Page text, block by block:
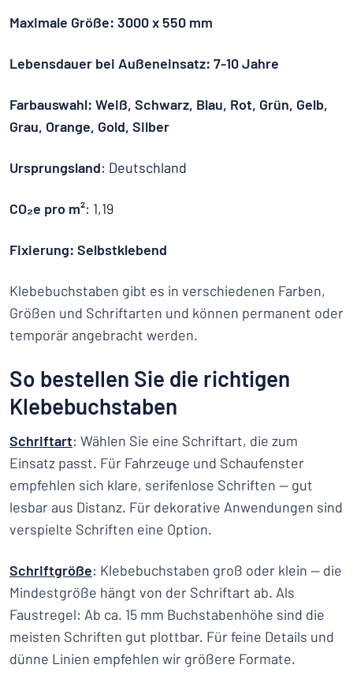
Maximale Größe: 3000 x 550 mm
Lebensdauer bei Außeneinsatz: 7-10 Jahre
Farbauswahl: Weiß, Schwarz, Blau, Rot, Grün, Gelb,
Grau, Orange, Gold, Silber
Ursprungsland: Deutschland
CO₂e pro m²: 1,19
Fixierung: Selbstklebend
Klebebuchstaben gibt es in verschiedenen Farben,
Größen und Schriftarten und können permanent oder
temporär angebracht werden.
So bestellen Sie die richtigen
Klebebuchstaben
Schriftart: Wählen Sie eine Schriftart, die zum
Einsatz passt. Für Fahrzeuge und Schaufenster
empfehlen sich klare, serifenlose Schriften — gut
lesbar aus Distanz. Für dekorative Anwendungen sind
verspielte Schriften eine Option.
Schriftgröße: Klebebuchstaben groß oder klein — die
Mindestgröße hängt von der Schriftart ab. Als
Faustregel: Ab ca. 15 mm Buchstabenhöhe sind die
meisten Schriften gut plottbar. Für feine Details und
dünne Linien empfehlen wir größere Formate.